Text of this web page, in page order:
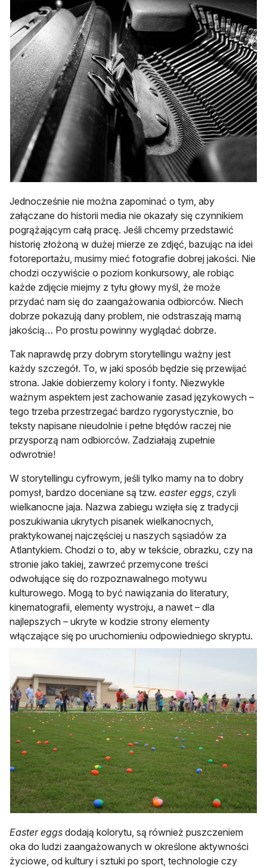
Jednocześnie nie można zapominać o tym, aby
załączane do historii media nie okazały się czynnikiem
pogrążającym całą pracę. Jeśli chcemy przedstawić
historię złożoną w dużej mierze ze zdjęć, bazując na idei
fotoreportażu, musimy mieć fotografie dobrej jakości. Nie
chodzi oczywiście o poziom konkursowy, ale robiąc
każde zdjęcie miejmy z tyłu głowy myśl, że może
przydać nam się do zaangażowania odbiorców. Niech
dobrze pokazują dany problem, nie odstraszają marną
jakością… Po prostu powinny wyglądać dobrze.
Tak naprawdę przy dobrym storytellingu ważny jest
każdy szczegół. To, w jaki sposób będzie się przewijać
strona. Jakie dobierzemy kolory i fonty. Niezwykle
ważnym aspektem jest zachowanie zasad językowych –
tego trzeba przestrzegać bardzo rygorystycznie, bo
teksty napisane nieudolnie i pełne błędów raczej nie
przysporzą nam odbiorców. Zadziałają zupełnie
odwrotnie!
W storytellingu cyfrowym, jeśli tylko mamy na to dobry
pomysł, bardzo doceniane są tzw. easter eggs, czyli
wielkanocne jaja. Nazwa zabiegu wzięła się z tradycji
poszukiwania ukrytych pisanek wielkanocnych,
praktykowanej najczęściej u naszych sąsiadów za
Atlantykiem. Chodzi o to, aby w tekście, obrazku, czy na
stronie jako takiej, zawrzeć przemycone treści
odwołujące się do rozpoznawalnego motywu
kulturowego. Mogą to być nawiązania do literatury,
kinematografii, elementy wystroju, a nawet – dla
najlepszych – ukryte w kodzie strony elementy
włączające się po uruchomieniu odpowiedniego skryptu.
Easter eggs dodają kolorytu, są również puszczeniem
oka do ludzi zaangażowanych w określone aktywności
życiowe, od kultury i sztuki po sport, technologie czy